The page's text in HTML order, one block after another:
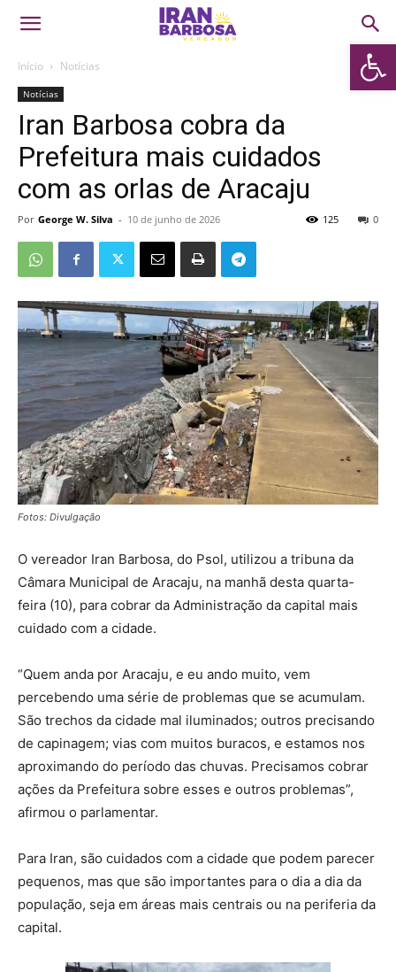
Abrir
Início Notícias
Notícias
Iran Barbosa cobra da
Prefeitura mais cuidados
com as orlas de Aracaju
Por George W. Silva - 10 de junho de 2026 0
125
Fotos: Divulgação
O vereador Iran Barbosa, do Psol, utilizou a tribuna da
Câmara Municipal de Aracaju, na manhã desta quarta-
feira (10), para cobrar da Administração da capital mais
cuidado com a cidade.
“Quem anda por Aracaju, e eu ando muito, vem
percebendo uma série de problemas que se acumulam.
São trechos da cidade mal iluminados; outros precisando
de capinagem; vias com muitos buracos, e estamos nos
aproximando do período das chuvas. Precisamos cobrar
ações da Prefeitura sobre esses e outros problemas”,
afirmou o parlamentar.
Para Iran, são cuidados com a cidade que podem parecer
pequenos, mas que são importantes para o dia a dia da
população, seja em áreas mais centrais ou na periferia da
capital.